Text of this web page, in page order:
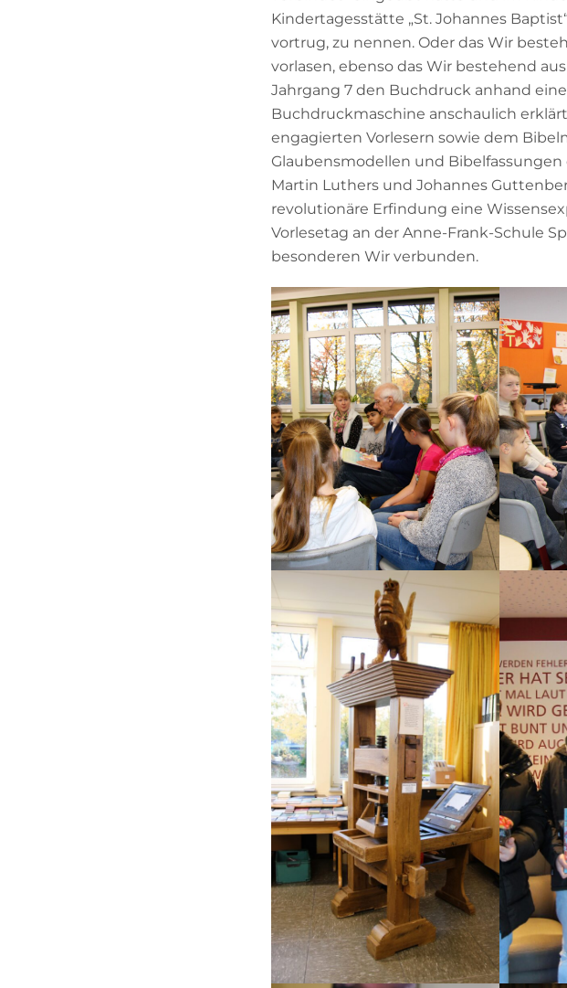
Kindertagesstätte „St. Johannes
vortrug, zu nennen. Oder das Wir
vorlasen, ebenso das Wir bestehend
Jahrgang 7 den Buchdruck anhand
Buchdruckmaschine anschaulich
engagierten Vorlesern sowie dem
Glaubensmodellen und
Martin Luthers und Johannes
revolutionäre Erfindung eine
Vorlesetag an der Anne-Frank-Schule
besonderen Wir verbunden.